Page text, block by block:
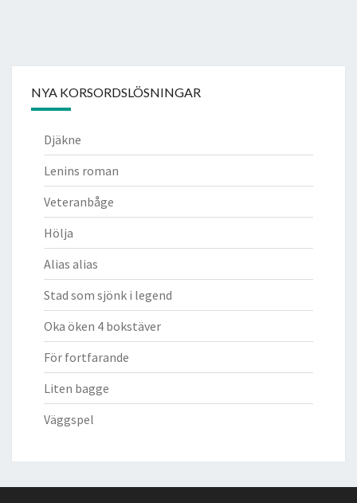
NYA KORSORDSLÖSNINGAR
Djäkne
Lenins roman
Veteranbåge
Hölja
Alias alias
Stad som sjönk i legend
Oka öken 4 bokstäver
För fortfarande
Liten bagge
Väggspel